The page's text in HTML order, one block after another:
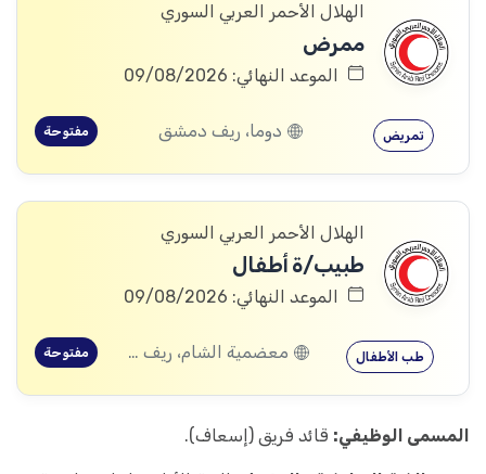
الهلال الأحمر العربي السوري
ممرض
الموعد النهائي: 09/08/2026
تمريض دوما، ريف دمشق مفتوحة
الهلال الأحمر العربي السوري
طبيب/ة أطفال
الموعد النهائي: 09/08/2026
طب الأطفال معضمية الشام، ريف دمشق مفتوحة
المسمى الوظيفي: قائد فريق (إسعاف).